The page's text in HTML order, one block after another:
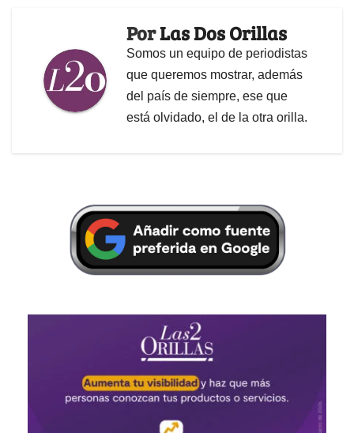
PorLas Dos Orillas
Somos un equipo de periodistas
que queremos mostrar, además
del país de siempre, ese que
está olvidado, el de la otra orilla.